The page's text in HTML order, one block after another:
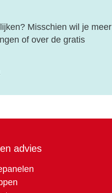
Misschien wil je meer
of over de gratis
advies